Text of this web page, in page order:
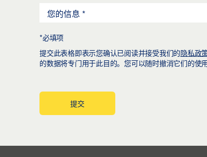
*必填项
提交此表格即表示您确认已阅读并接受我们的隐私政
的数据将专门用于此目的。您可以随时撤消它们的使用
提交